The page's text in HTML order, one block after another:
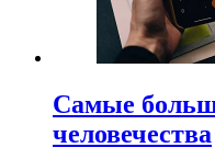
Самые
человечества